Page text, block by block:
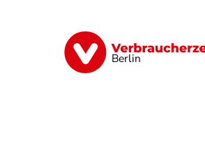
Berlin
Finanzen Digitales